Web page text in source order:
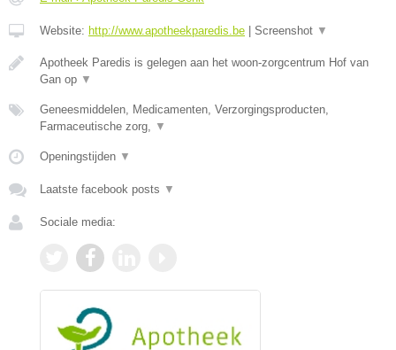
Website: http://www.apotheekparedis.be Screenshot ▼
Apotheek Paredis is gelegen aan het woon-zorgcentrum Hof van
Gan op ▼
Geneesmiddelen, Medicamenten, Verzorgingsproducten,
Farmaceutische zorg,
▼
Openingstijden ▼
Laatste facebook posts ▼
Sociale media: